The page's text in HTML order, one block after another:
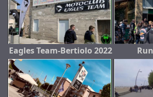
Eagles Team-Bertiolo 2022